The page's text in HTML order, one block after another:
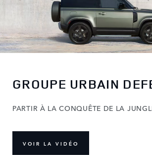
GROUPE URBAIN
PARTIR À LA CONQUÊTE DE LA
VOIR LA VIDÉO